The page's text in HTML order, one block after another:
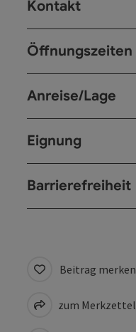
Kontakt
Öffnungszeiten
Anreise/Lage
Eignung
Barrierefreiheit
Beitrag merken
zum Merkzettel